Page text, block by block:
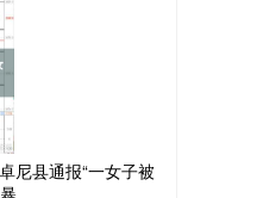
尼县通报“一女子被